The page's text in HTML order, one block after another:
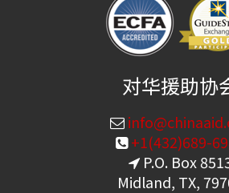
对华援助协
+1(432)689-
P.O. Box
Midland, TX,